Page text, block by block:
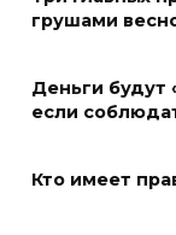
победил во
программы
07 августа
07 августа
грушами
Деньги будут
если
Кто имеет